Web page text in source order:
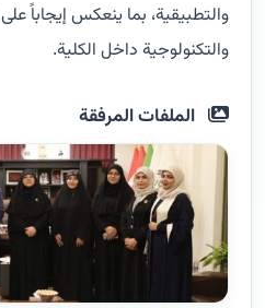
والتطبيقية، بما ينعكس إيجاباً
والتكنولوجية داخل الكلية.
الملفات المرفقة